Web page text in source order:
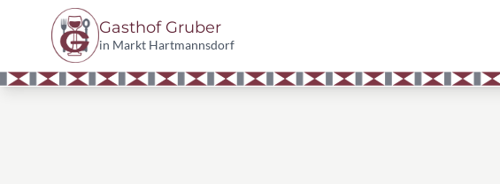
Gasthof Gruber
in Markt Hartmannsdorf